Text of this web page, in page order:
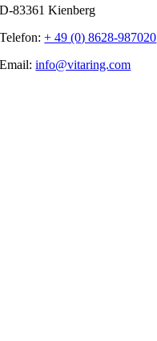
D-83361 Kienberg
Telefon:+ 49 (0) 8628-987020
Email:info@vitaring.com